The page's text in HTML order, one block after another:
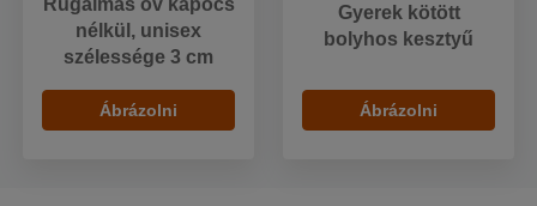
nélkül, unisex
szélessége 3 cm
Ábrázolni
Gyerek kötött
bolyhos kesztyű
Ábrázolni